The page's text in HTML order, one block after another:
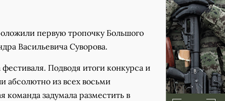
первую тропочку Большого
Васильевича Суворова.
Подводя итоги конкурса и
абсолютно из всех восьми
команда задумала разместить в